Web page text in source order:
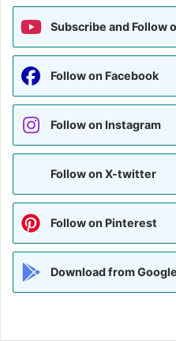
Subscribe and Follow
Follow on Facebook
Follow on Instagram
Follow on X-twitter
Follow on Pinterest
Download from